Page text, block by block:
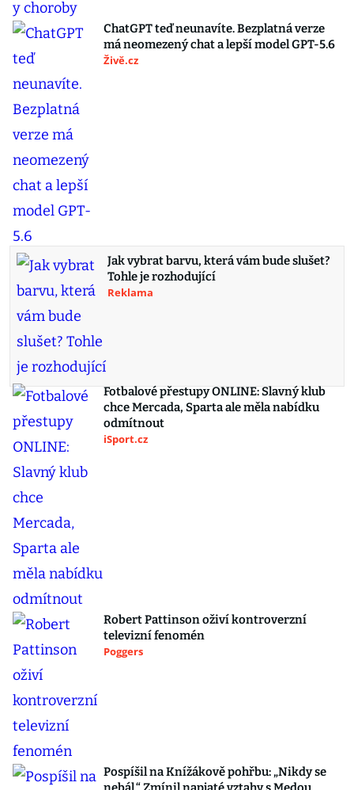
ChatGPT teď neunavíte. Bezplatná verze
má neomezený chat a lepší model GPT-5.6
Živě.cz
Jak vybrat barvu, která vám bude slušet?
Tohle je rozhodující
Reklama
Fotbalové přestupy ONLINE: Slavný klub
chce Mercada, Sparta ale měla nabídku
odmítnout
iSport.cz
Robert Pattinson oživí kontroverzní
televizní fenomén
Poggers
Pospíšil na Knížákově pohřbu: „Nikdy se